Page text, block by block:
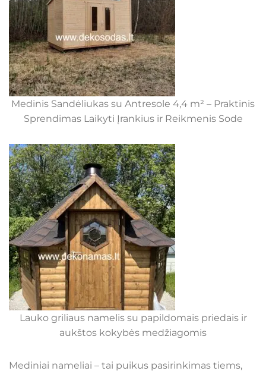
Medinis Sandėliukas su Antresole 4,4 m² – Praktinis
Sprendimas Laikyti Įrankius ir Reikmenis Sode
Lauko griliaus namelis su papildomais priedais ir
aukštos kokybės medžiagomis
Mediniai nameliai – tai puikus pasirinkimas tiems,